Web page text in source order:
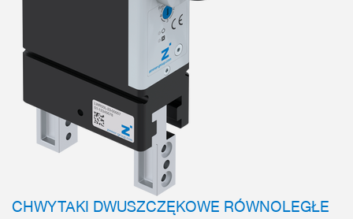
CHWYTAKI DWUSZCZĘKOWE RÓWNOLEGŁE